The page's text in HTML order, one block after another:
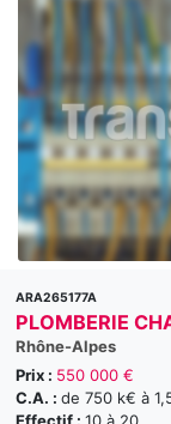
ARA265177A
PLOMBERIE
Rhône-Alpes
Prix : 550 000 €
C.A. : de 750 k€ à